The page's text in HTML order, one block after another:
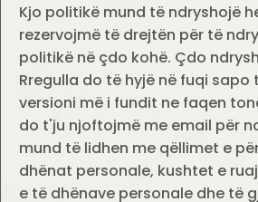
Kjo politikë mund të ndryshojë
rezervojmë të drejtën për të
politikë në çdo kohë. Çdo
Rregulla do të hyjë në fuqi sapo
versioni më i fundit ne faqen
do t'ju njoftojmë me email për
mund të lidhen me qëllimet e
dhënat personale, kushtet e
e të dhënave personale dhe të